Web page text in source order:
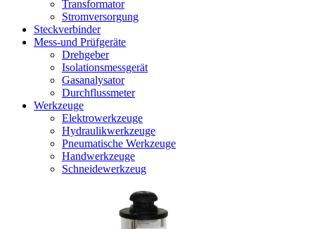
Transformator
Stromversorgung
Steckverbinder
Mess-und Prüfgeräte
Drehgeber
Isolationsmessgerät
Gasanalysator
Durchflussmeter
Werkzeuge
Elektrowerkzeuge
Hydraulikwerkzeuge
Pneumatische Werkzeuge
Handwerkzeuge
Schneidewerkzeug